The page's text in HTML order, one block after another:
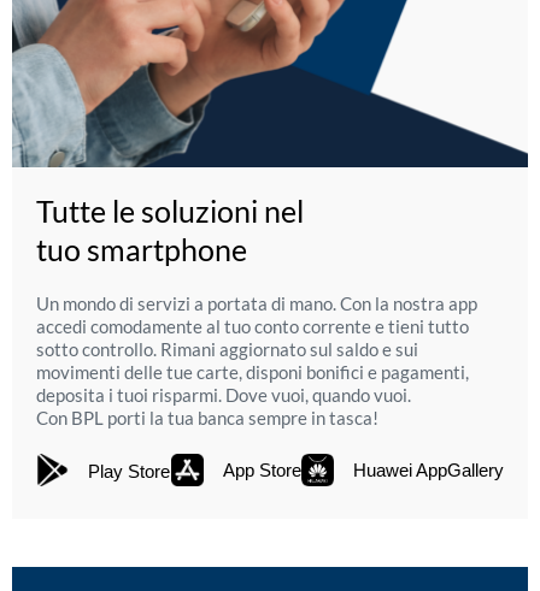
Tutte le soluzioni nel
tuo smartphone
Un mondo di servizi a portata di mano. Con la nostra app
accedi comodamente al tuo conto corrente e tieni tutto
sotto controllo. Rimani aggiornato sul saldo e sui
movimenti delle tue carte, disponi bonifici e pagamenti,
deposita i tuoi risparmi. Dove vuoi, quando vuoi.
Con BPL porti la tua banca sempre in tasca!
Play Store App Store Huawei AppGallery